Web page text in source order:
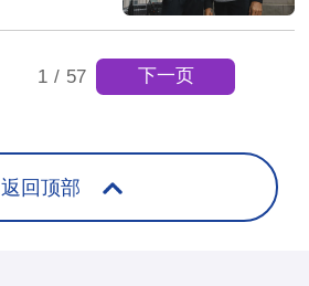
1 / 57 下一页
返回顶部